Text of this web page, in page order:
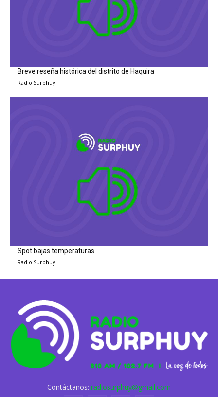
Breve reseña histórica del distrito de Haquira
Radio Surphuy
Spot bajas temperaturas
Radio Surphuy
Contáctanos: radiosurphuy@gmail.com